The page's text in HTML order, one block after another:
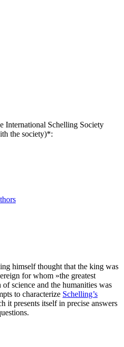
International Schelling Society
the society)*:
himself thought that the king was
for whom »the greatest
science and the humanities was
to characterize Schelling’s
it presents itself in precise answers